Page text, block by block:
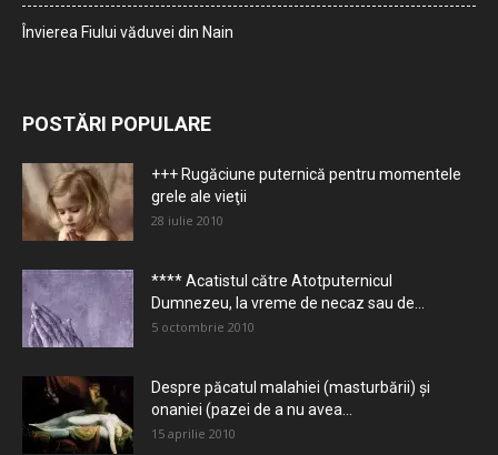
Învierea Fiului văduvei din Nain
POSTĂRI POPULARE
+++ Rugăciune puternică pentru momentele
grele ale vieţii
28 iulie 2010
**** Acatistul către Atotputernicul
Dumnezeu, la vreme de necaz sau de...
5 octombrie 2010
Despre păcatul malahiei (masturbării) şi
onaniei (pazei de a nu avea...
15 aprilie 2010